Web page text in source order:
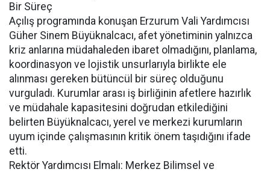
Bir Süreç
Açılış programında konuşan Erzurum Vali Yardımcısı
Güher Sinem Büyüknalcacı, afet yönetiminin yalnızca
kriz anlarına müdahaleden ibaret olmadığını, planlama,
koordinasyon ve lojistik unsurlarıyla birlikte ele
alınması gereken bütüncül bir süreç olduğunu
vurguladı. Kurumlar arası iş birliğinin afetlere hazırlık
ve müdahale kapasitesini doğrudan etkilediğini
belirten Büyüknalcacı, yerel ve merkezi kurumların
uyum içinde çalışmasının kritik önem taşıdığını ifade
etti.
Rektör Yardımcısı Elmalı: Merkez Bilimsel ve